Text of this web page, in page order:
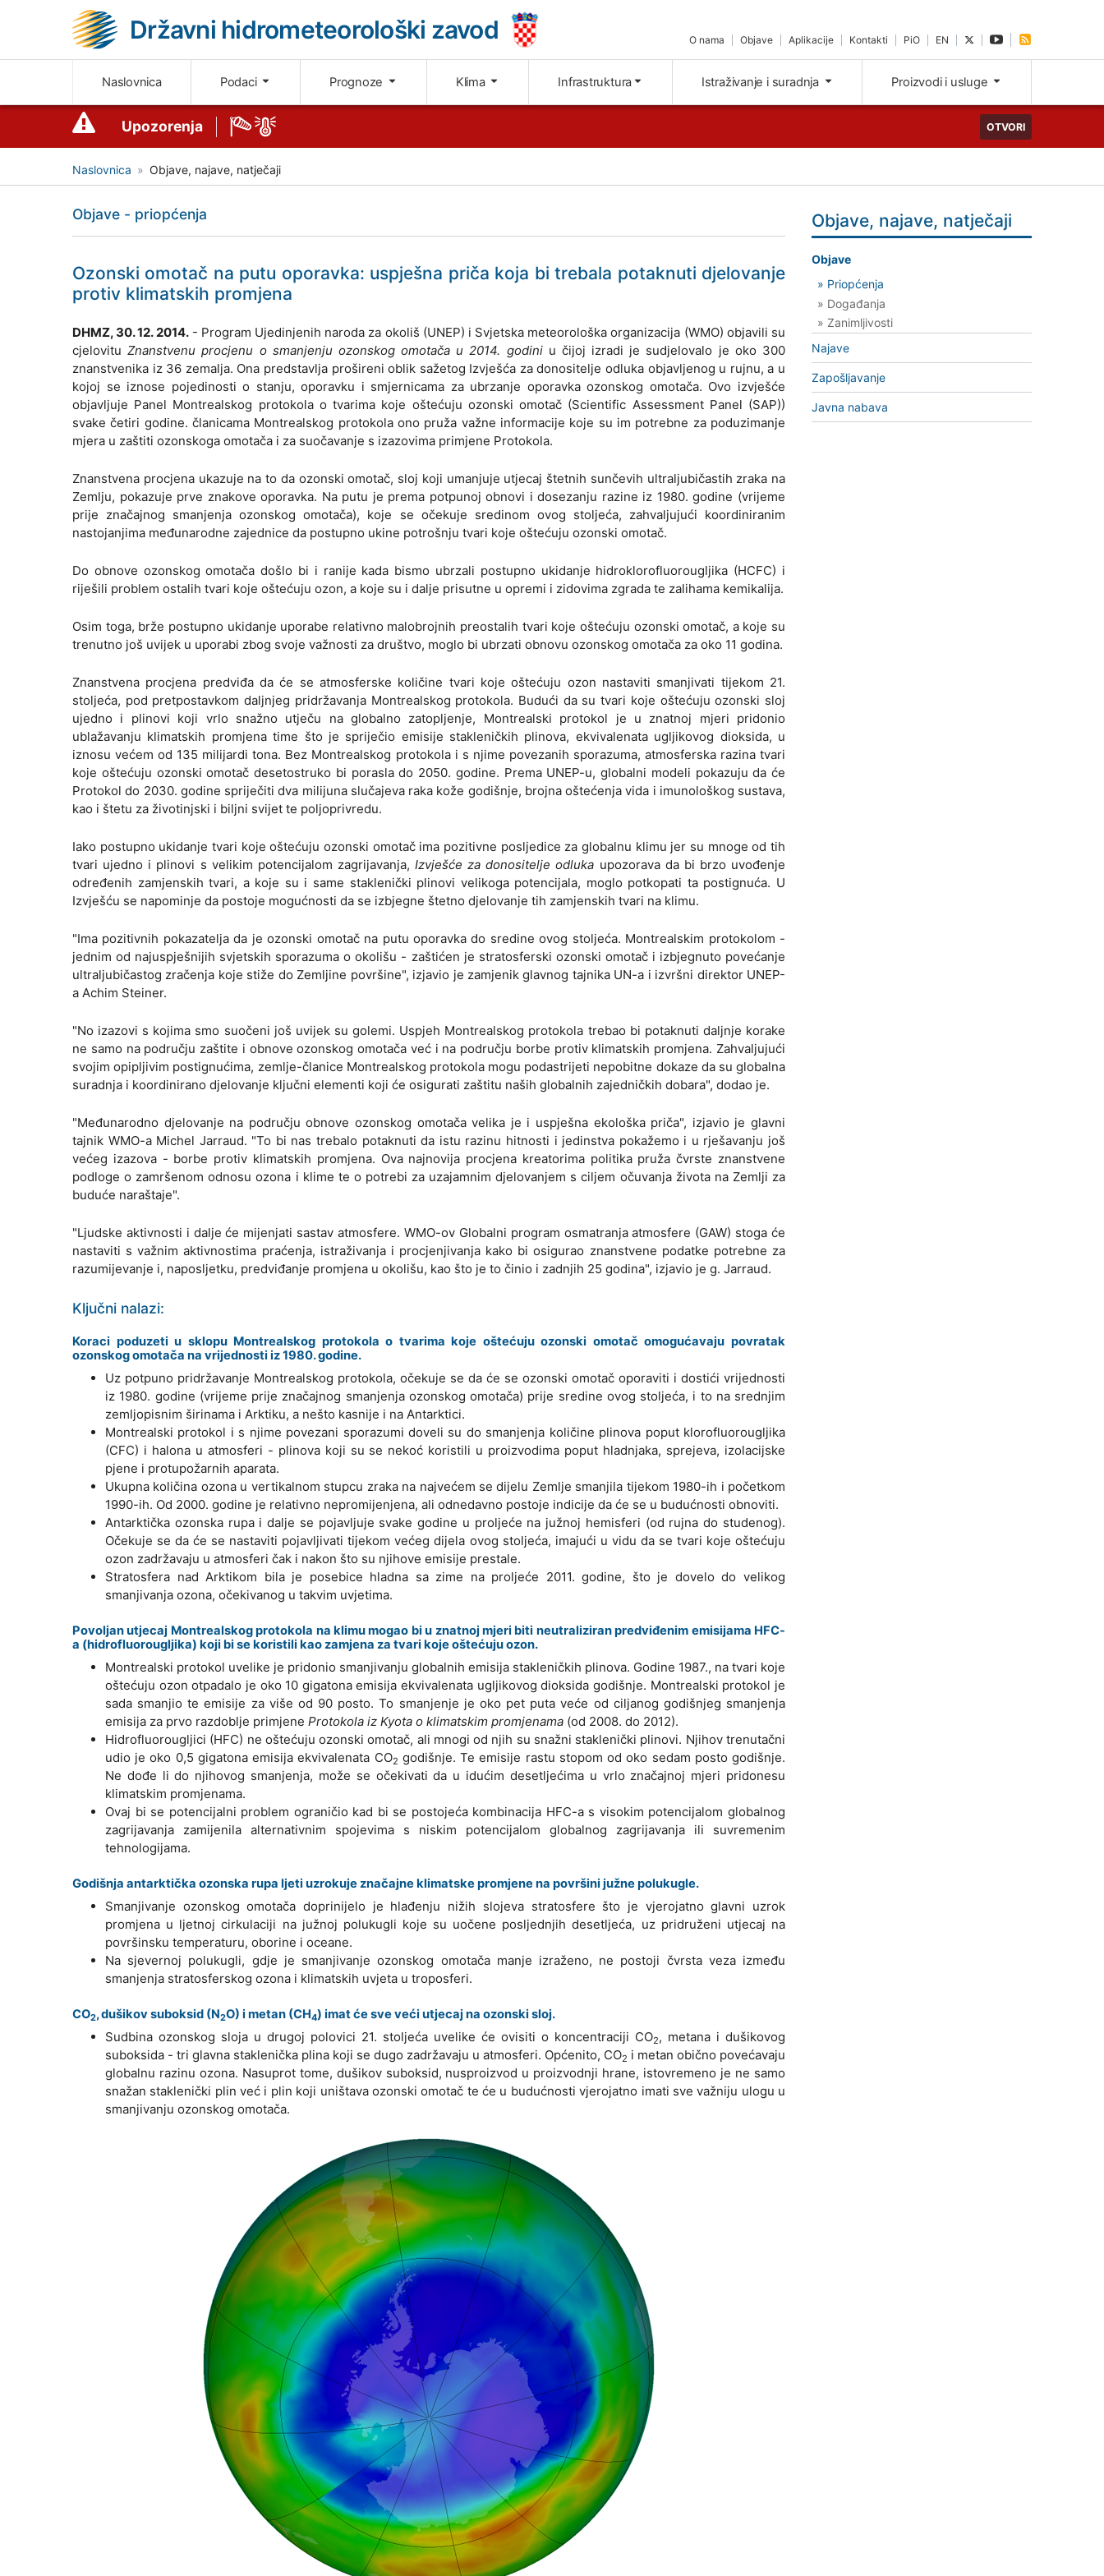
Državni hidrometeorološki zavod O nama Objave Aplikacije Kontakti PiO EN
Naslovnica Podaci Prognoze Klima Infrastruktura Istraživanje i suradnja Proizvodi i usluge
Upozorenja OTVORI
Naslovnica Objave, najave, natječaji
Objave - priopćenja
Ozonski omotač na putu oporavka: uspješna priča koja bi trebala potaknuti djelovanje
protiv klimatskih promjena
DHMZ, 30. 12. 2014.- Program Ujedinjenih naroda za okoliš (UNEP) i Svjetska meteorološka organizacija (WMO) objavili su
cjelovituZnanstvenu procjenu o smanjenju ozonskog omotača u 2014. godiniu čijoj izradi je sudjelovalo je oko 300
znanstvenika iz 36 zemalja. Ona predstavlja prošireni oblik sažetog Izvješća za donositelje odluka objavljenog u rujnu, a u
kojoj se iznose pojedinosti o stanju, oporavku i smjernicama za ubrzanje oporavka ozonskog omotača. Ovo izvješće
objavljuje Panel Montrealskog protokola o tvarima koje oštećuju ozonski omotač (Scientific Assessment Panel (SAP))
svake četiri godine. članicama Montrealskog protokola ono pruža važne informacije koje su im potrebne za poduzimanje
mjera u zaštiti ozonskoga omotača i za suočavanje s izazovima primjene Protokola.
Znanstvena procjena ukazuje na to da ozonski omotač, sloj koji umanjuje utjecaj štetnih sunčevih ultraljubičastih zraka na
Zemlju, pokazuje prve znakove oporavka. Na putu je prema potpunoj obnovi i dosezanju razine iz 1980. godine (vrijeme
prije značajnog smanjenja ozonskog omotača), koje se očekuje sredinom ovog stoljeća, zahvaljujući koordiniranim
nastojanjima međunarodne zajednice da postupno ukine potrošnju tvari koje oštećuju ozonski omotač.
Do obnove ozonskog omotača došlo bi i ranije kada bismo ubrzali postupno ukidanje hidroklorofluorougljika (HCFC) i
riješili problem ostalih tvari koje oštećuju ozon, a koje su i dalje prisutne u opremi i zidovima zgrada te zalihama kemikalija.
Osim toga, brže postupno ukidanje uporabe relativno malobrojnih preostalih tvari koje oštećuju ozonski omotač, a koje su
trenutno još uvijek u uporabi zbog svoje važnosti za društvo, moglo bi ubrzati obnovu ozonskog omotača za oko 11 godina.
Znanstvena procjena predviđa da će se atmosferske količine tvari koje oštećuju ozon nastaviti smanjivati tijekom 21.
stoljeća, pod pretpostavkom daljnjeg pridržavanja Montrealskog protokola. Budući da su tvari koje oštećuju ozonski sloj
ujedno i plinovi koji vrlo snažno utječu na globalno zatopljenje, Montrealski protokol je u znatnoj mjeri pridonio
ublažavanju klimatskih promjena time što je spriječio emisije stakleničkih plinova, ekvivalenata ugljikovog dioksida, u
iznosu većem od 135 milijardi tona. Bez Montrealskog protokola i s njime povezanih sporazuma, atmosferska razina tvari
koje oštećuju ozonski omotač desetostruko bi porasla do 2050. godine. Prema UNEP-u, globalni modeli pokazuju da će
Protokol do 2030. godine spriječiti dva milijuna slučajeva raka kože godišnje, brojna oštećenja vida i imunološkog sustava,
kao i štetu za životinjski i biljni svijet te poljoprivredu.
Iako postupno ukidanje tvari koje oštećuju ozonski omotač ima pozitivne posljedice za globalnu klimu jer su mnoge od tih
tvari ujedno i plinovi s velikim potencijalom zagrijavanja, Izvješće za donositelje odluka upozorava da bi brzo uvođenje
određenih zamjenskih tvari, a koje su i same staklenički plinovi velikoga potencijala, moglo potkopati ta postignuća. U
Izvješću se napominje da postoje mogućnosti da se izbjegne štetno djelovanje tih zamjenskih tvari na klimu.
"Ima pozitivnih pokazatelja da je ozonski omotač na putu oporavka do sredine ovog stoljeća. Montrealskim protokolom -
jednim od najuspješnijih svjetskih sporazuma o okolišu - zaštićen je stratosferski ozonski omotač i izbjegnuto povećanje
ultraljubičastog zračenja koje stiže do Zemljine površine", izjavio je zamjenik glavnog tajnika UN-a i izvršni direktor UNEP-
a Achim Steiner.
"No izazovi s kojima smo suočeni još uvijek su golemi. Uspjeh Montrealskog protokola trebao bi potaknuti daljnje korake
ne samo na području zaštite i obnove ozonskog omotača već i na području borbe protiv klimatskih promjena. Zahvaljujući
svojim opipljivim postignućima, zemlje-članice Montrealskog protokola mogu podastrijeti nepobitne dokaze da su globalna
suradnja i koordinirano djelovanje ključni elementi koji će osigurati zaštitu naših globalnih zajedničkih dobara", dodao je.
"Međunarodno djelovanje na području obnove ozonskog omotača velika je i uspješna ekološka priča", izjavio je glavni
tajnik WMO-a Michel Jarraud. "To bi nas trebalo potaknuti da istu razinu hitnosti i jedinstva pokažemo i u rješavanju još
većeg izazova - borbe protiv klimatskih promjena. Ova najnovija procjena kreatorima politika pruža čvrste znanstvene
podloge o zamršenom odnosu ozona i klime te o potrebi za uzajamnim djelovanjem s ciljem očuvanja života na Zemlji za
buduće naraštaje".
"Ljudske aktivnosti i dalje će mijenjati sastav atmosfere. WMO-ov Globalni program osmatranja atmosfere (GAW) stoga će
nastaviti s važnim aktivnostima praćenja, istraživanja i procjenjivanja kako bi osigurao znanstvene podatke potrebne za
razumijevanje i, naposljetku, predviđanje promjena u okolišu, kao što je to činio i zadnjih 25 godina", izjavio je g. Jarraud.
Ključni nalazi:
Koraci poduzeti u sklopu Montrealskog protokola o tvarima koje oštećuju ozonski omotač omogućavaju povratak
ozonskog omotača na vrijednosti iz 1980. godine.
Uz potpuno pridržavanje Montrealskog protokola, očekuje se da će se ozonski omotač oporaviti i dostići vrijednosti
iz 1980. godine (vrijeme prije značajnog smanjenja ozonskog omotača) prije sredine ovog stoljeća, i to na srednjim
zemljopisnim širinama i Arktiku, a nešto kasnije i na Antarktici.
Montrealski protokol i s njime povezani sporazumi doveli su do smanjenja količine plinova poput klorofluorougljika
(CFC) i halona u atmosferi - plinova koji su se nekoć koristili u proizvodima poput hladnjaka, sprejeva, izolacijske
pjene i protupožarnih aparata.
Ukupna količina ozona u vertikalnom stupcu zraka na najvećem se dijelu Zemlje smanjila tijekom 1980-ih i početkom
1990-ih. Od 2000. godine je relativno nepromijenjena, ali odnedavno postoje indicije da će se u budućnosti obnoviti.
Antarktička ozonska rupa i dalje se pojavljuje svake godine u proljeće na južnoj hemisferi (od rujna do studenog).
Očekuje se da će se nastaviti pojavljivati tijekom većeg dijela ovog stoljeća, imajući u vidu da se tvari koje oštećuju
ozon zadržavaju u atmosferi čak i nakon što su njihove emisije prestale.
Stratosfera nad Arktikom bila je posebice hladna sa zime na proljeće 2011. godine, što je dovelo do velikog
smanjivanja ozona, očekivanog u takvim uvjetima.
Povoljan utjecaj Montrealskog protokola na klimu mogao bi u znatnoj mjeri biti neutraliziran predviđenim emisijama HFC-
a (hidrofluorougljika) koji bi se koristili kao zamjena za tvari koje oštećuju ozon.
Montrealski protokol uvelike je pridonio smanjivanju globalnih emisija stakleničkih plinova. Godine 1987., na tvari koje
oštećuju ozon otpadalo je oko 10 gigatona emisija ekvivalenata ugljikovog dioksida godišnje. Montrealski protokol je
sada smanjio te emisije za više od 90 posto. To smanjenje je oko pet puta veće od ciljanog godišnjeg smanjenja
emisija za prvo razdoblje primjene Protokola iz Kyota o klimatskim promjenama (od 2008. do 2012).
Hidrofluorougljici (HFC) ne oštećuju ozonski omotač, ali mnogi od njih su snažni staklenički plinovi. Njihov trenutačni
udio je oko 0,5 gigatona emisija ekvivalenata CO2 godišnje. Te emisije rastu stopom od oko sedam posto godišnje.
Ne dođe li do njihovog smanjenja, može se očekivati da u idućim desetljećima u vrlo značajnoj mjeri pridonesu
klimatskim promjenama.
Ovaj bi se potencijalni problem ograničio kad bi se postojeća kombinacija HFC-a s visokim potencijalom globalnog
zagrijavanja zamijenila alternativnim spojevima s niskim potencijalom globalnog zagrijavanja ili suvremenim
tehnologijama.
Godišnja antarktička ozonska rupa ljeti uzrokuje značajne klimatske promjene na površini južne polukugle.
Smanjivanje ozonskog omotača doprinijelo je hlađenju nižih slojeva stratosfere što je vjerojatno glavni uzrok
promjena u ljetnoj cirkulaciji na južnoj polukugli koje su uočene posljednjih desetljeća, uz pridruženi utjecaj na
površinsku temperaturu, oborine i oceane.
Na sjevernoj polukugli, gdje je smanjivanje ozonskog omotača manje izraženo, ne postoji čvrsta veza između
smanjenja stratosferskog ozona i klimatskih uvjeta u troposferi.
CO2, dušikov suboksid (N2O) i metan (CH4) imat će sve veći utjecaj na ozonski sloj.
Sudbina ozonskog sloja u drugoj polovici 21. stoljeća uvelike će ovisiti o koncentraciji CO2, metana i dušikovog
suboksida - tri glavna staklenička plina koji se dugo zadržavaju u atmosferi. Općenito, CO2 i metan obično povećavaju
globalnu razinu ozona. Nasuprot tome, dušikov suboksid, nusproizvod u proizvodnji hrane, istovremeno je ne samo
snažan staklenički plin već i plin koji uništava ozonski omotač te će u budućnosti vjerojatno imati sve važniju ulogu u
smanjivanju ozonskog omotača.
Objave, najave, natječaji
Objave
» Priopćenja
» Događanja
» Zanimljivosti
Najave
Zapošljavanje
Javna nabava